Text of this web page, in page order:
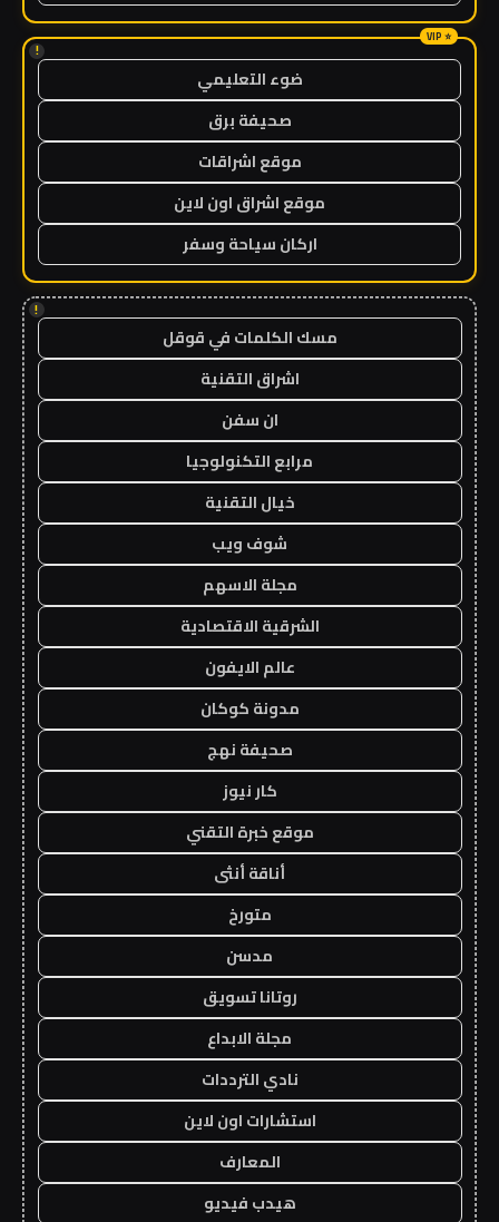
!
ضوء التعليمي
صحيفة برق
موقع اشراقات
موقع اشراق اون لاين
اركان سياحة وسفر
!
مسك الكلمات في قوقل
اشراق التقنية
ان سفن
مرابع التكنولوجيا
خيال التقنية
شوف ويب
مجلة الاسهم
الشرقية الاقتصادية
عالم الايفون
مدونة كوكان
صحيفة نهج
كار نيوز
موقع خبرة التقني
أناقة أنثى
متورخ
مدسن
روتانا تسويق
مجلة الابداع
نادي الترددات
استشارات اون لاين
المعارف
هيدب فيديو